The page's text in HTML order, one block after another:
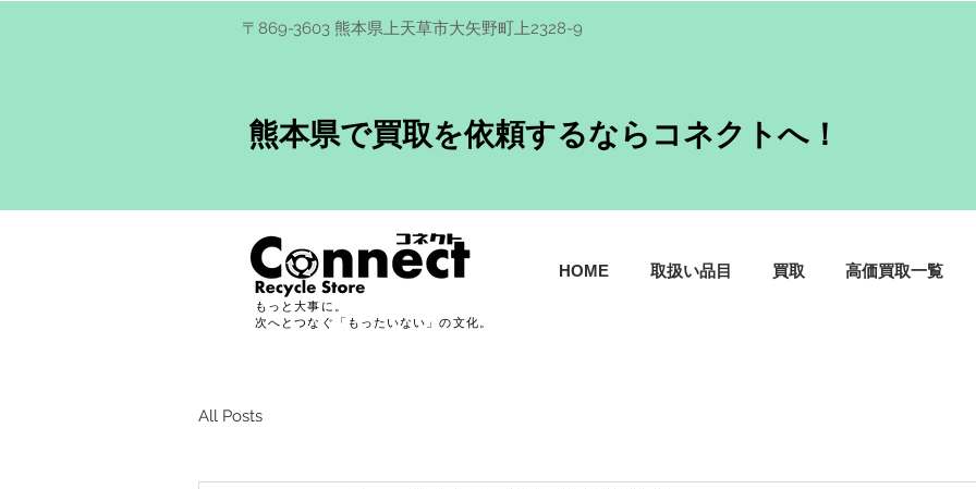
​〒869-3603 熊本県上天草市大矢野町上2328-9
熊本県で買取を依頼するならコネクトへ！
もっと大事に。
次へとつなぐ「もったいない」の文化。
HOME 取扱い品目 買取 高価買取一覧
All Posts